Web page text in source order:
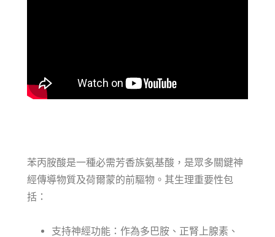
苯丙胺酸是一種必需芳香族氨基酸，是眾多關鍵神
經傳導物質及荷爾蒙的前驅物。其生理重要性包
括：
支持神經功能：作為多巴胺、正腎上腺素、